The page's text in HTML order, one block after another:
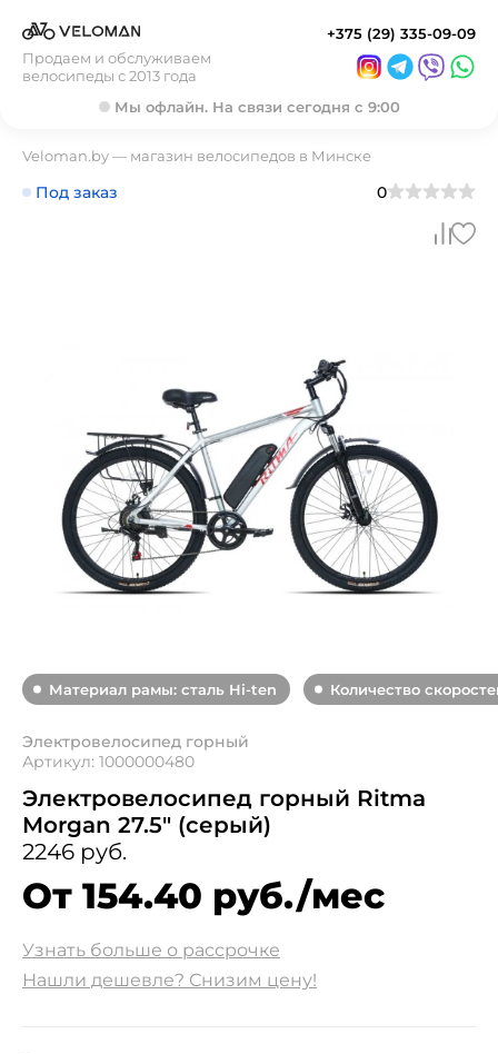
Продаем и обслуживаем
велосипеды с 2013 года
+375 (29) 335-09-09
Мы офлайн. На связи сегодня с 9:00
Veloman.by — магазин велосипедов в Минске
Под заказ 0
Материал рамы: сталь Hi-ten Количество
Электровелосипед горный
Артикул: 1000000480
Электровелосипед горный Ritma
Morgan 27.5" (серый)
2246 руб.
От 154.40 руб./мес
Узнать больше о рассрочке
Нашли дешевле? Снизим цену!